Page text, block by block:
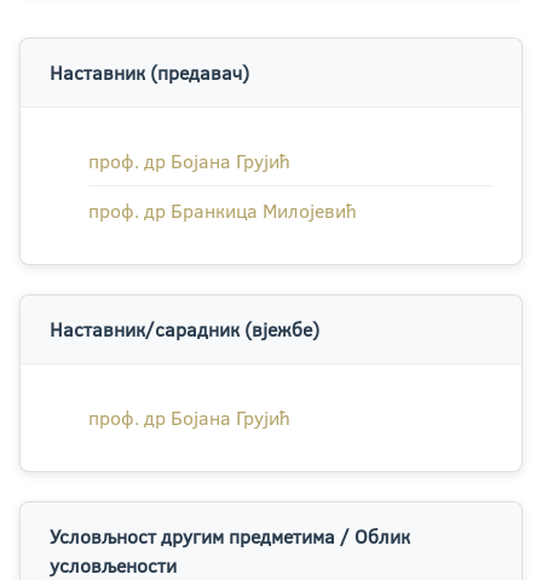
Наставник (предавач)
проф. др Бојана Грујић
проф. др Бранкица Милојевић
Наставник/сарадник (вјежбе)
проф. др Бојана Грујић
Условљност другим предметима / Облик
условљености